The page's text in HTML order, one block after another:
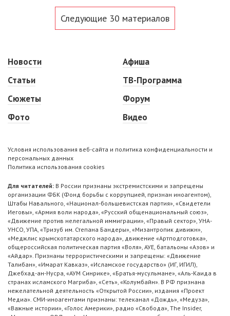
Следующие 30 материалов
Новости
Статьи
Сюжеты
Фото
Афиша
ТВ-Программа
Форум
Видео
Условия использования веб-сайта и политика конфиденциальности и
персональных данных
Политика использования cookies
Для читателей: В России признаны экстремистскими и запрещены
организации ФБК (Фонд борьбы с коррупцией, признан иноагентом),
Штабы Навального, «Национал-большевистская партия», «Свидетели
Иеговы», «Армия воли народа», «Русский общенациональный союз»,
«Движение против нелегальной иммиграции», «Правый сектор», УНА-
УНСО, УПА, «Тризуб им. Степана Бандеры», «Мизантропик дивижн»,
«Меджлис крымскотатарского народа», движение «Артподготовка»,
общероссийская политическая партия «Воля», АУЕ, батальоны «Азов» и
«Айдар». Признаны террористическими и запрещены: «Движение
Талибан», «Имарат Кавказ», «Исламское государство» (ИГ, ИГИЛ),
Джебхад-ан-Нусра, «АУМ Синрике», «Братья-мусульмане», «Аль-Каида в
странах исламского Магриба», «Сеть», «Колумбайн». В РФ признана
нежелательной деятельность «Открытой России», издания «Проект
Медиа». СМИ-иноагентами признаны: телеканал «Дождь», «Медуза»,
«Важные истории», «Голос Америки», радио «Свобода», The Insider,